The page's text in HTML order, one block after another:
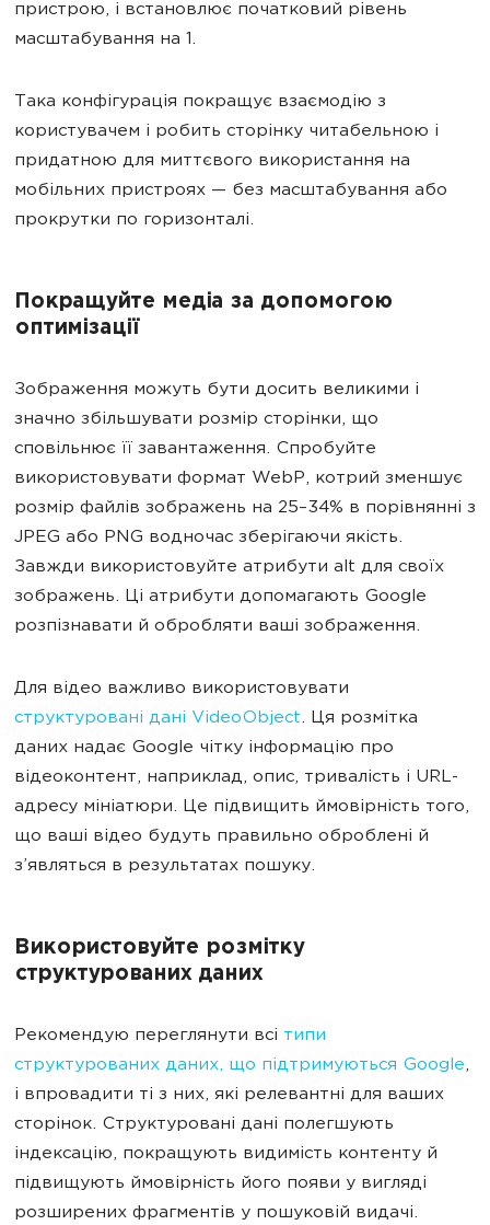
пристрою, і встановлює початковий рівень
масштабування на 1.
Така конфігурація покращує взаємодію з
користувачем і робить сторінку читабельною і
придатною для миттєвого використання на
мобільних пристроях — без масштабування або
прокрутки по горизонталі.
Покращуйте медіа за допомогою
оптимізації
Зображення можуть бути досить великими і
значно збільшувати розмір сторінки, що
сповільнює її завантаження. Спробуйте
використовувати формат WebP, котрий зменшує
розмір файлів зображень на 25–34% в порівнянні з
JPEG або PNG водночас зберігаючи якість.
Завжди використовуйте атрибути alt для своїх
зображень. Ці атрибути допомагають Google
розпізнавати й обробляти ваші зображення.
Для відео важливо використовувати
структуровані дані VideoObject. Ця розмітка
даних надає Google чітку інформацію про
відеоконтент, наприклад, опис, тривалість і URL-
адресу мініатюри. Це підвищить ймовірність того,
що ваші відео будуть правильно оброблені й
з’являться в результатах пошуку.
Використовуйте розмітку
структурованих даних
Рекомендую переглянути всі типи
структурованих даних, що підтримуються Google,
і впровадити ті з них, які релевантні для ваших
сторінок. Структуровані дані полегшують
індексацію, покращують видимість контенту й
підвищують ймовірність його появи у вигляді
розширених фрагментів у пошуковій видачі.